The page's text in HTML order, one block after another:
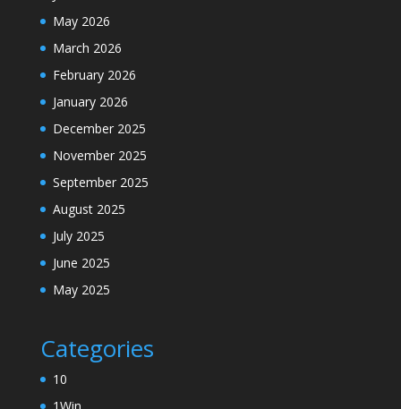
May 2026
March 2026
February 2026
January 2026
December 2025
November 2025
September 2025
August 2025
July 2025
June 2025
May 2025
Categories
10